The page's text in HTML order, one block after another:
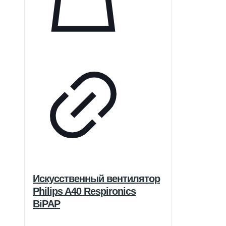
Искусственный вентилятор
Philips A40 Respironics
BiPAP